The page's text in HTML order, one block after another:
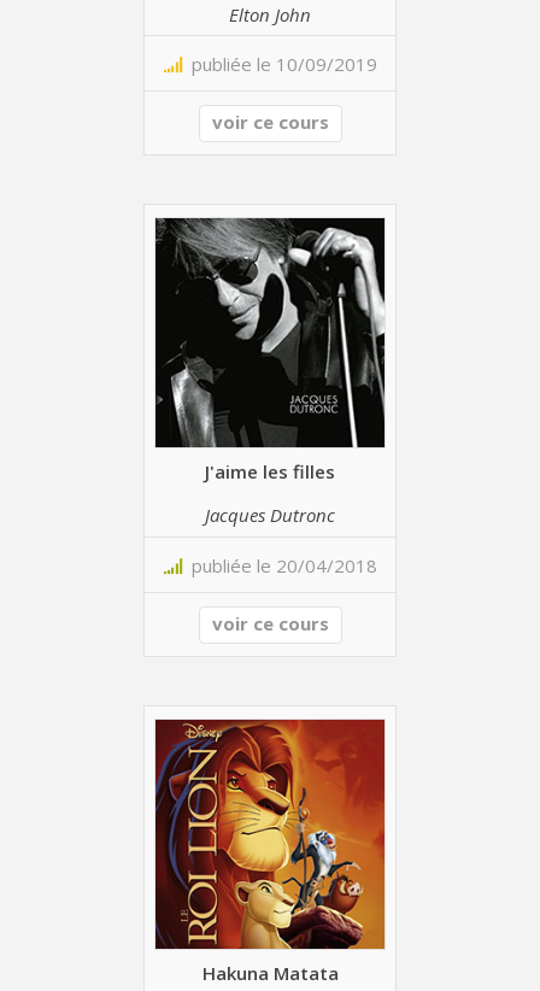
Elton John
publiée le 10/09/2019
voir ce cours
J'aime les filles
Jacques Dutronc
publiée le 20/04/2018
voir ce cours
Hakuna Matata